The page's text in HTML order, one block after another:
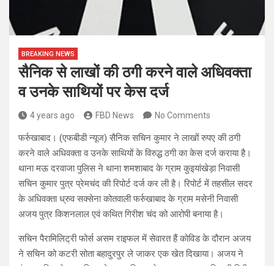
BREAKING NEWS
सैनिक से लाखों की ठगी करने वाले अधिवक्ता
व उनके साथियों पर केस दर्ज
4 years ago FBD News No Comments
फर्रुखाबाद। (एफबीडी न्यूज) सैनिक सचिन कुमार ने लाखों रुपए की ठगी
करने वाले अधिवक्ता व उनके साथियों के विरुद्ध ठगी का केस दर्ज कराया है।
थाना मऊ दरवाजा पुलिस ने थाना शमशाबाद के ग्राम कुइयांखेड़ा निवासी
सचिन कुमार पुत्र प्रेमचंद की रिपोर्ट दर्ज कर ली है। रिपोर्ट में तहसील सदर
के अधिवक्ता ध्रुव सक्सेना कोतवाली फर्रुखाबाद के ग्राम मसेनी निवासी
अजय पुत्र किशनलाल एवं कथित गिरीश चंद को आरोपी बनाया है।
सचिन पैरामिलिट्री फोर्स असम राइफल में सेवारत हैं कोविड के दौरान अजय
ने सचिन को कटरी सोता बहादुरपुर ले जाकर एक खेत दिखाया। अजय ने